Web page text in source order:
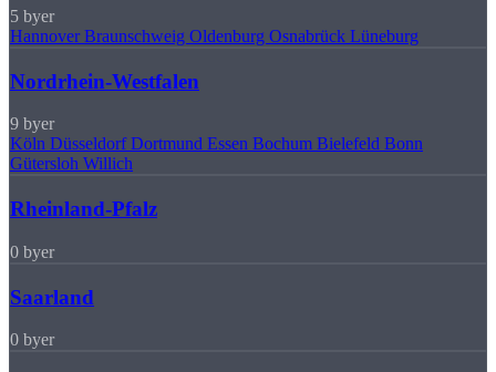
5 byer
HannoverBraunschweig Oldenburg Osnabrück Lüneburg
Nordrhein-Westfalen
9 byer
Köln DüsseldorfDortmund Essen Bochum Bielefeld Bonn
Gütersloh Willich
Rheinland-Pfalz
0 byer
Saarland
0 byer